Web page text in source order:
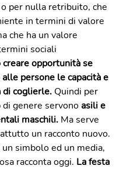
per nulla retribuito, che
in termini di valore
che ha un valore
sociali
creare opportunità se
persone le capacità e
coglierle. Quindi per
genere servono asili e
maschili. Ma serve
un racconto nuovo.
simbolo ed un media,
racconta oggi. La festa